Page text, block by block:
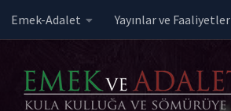
Skip to content
Emek-Adalet Yayınlar ve Faaliyetler